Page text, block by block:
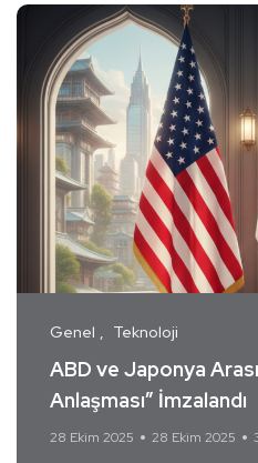
Genel Teknoloji
ABD ve Japonya
Anlaşması” İmzalandı
28 Ekim 2025 28 Ekim 2025